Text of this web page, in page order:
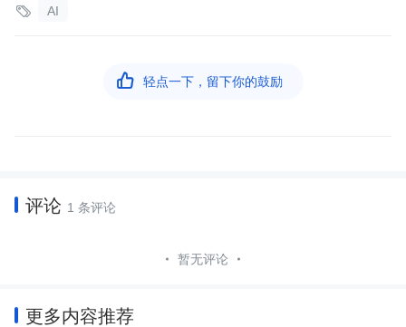
 AI
 轻点一下，留下你的鼓励
评论 1 条评论
暂无评论
更多内容推荐